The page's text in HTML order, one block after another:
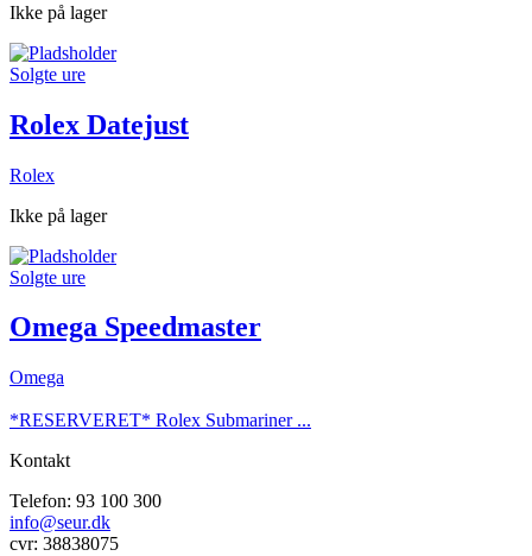
Ikke på lager
Solgte ure
Rolex Datejust
Rolex
Ikke på lager
Solgte ure
Omega Speedmaster
Omega
*RESERVERET* Rolex Submariner ...
Kontakt
Telefon: 93 100 300
info@seur.dk
cvr: 38838075